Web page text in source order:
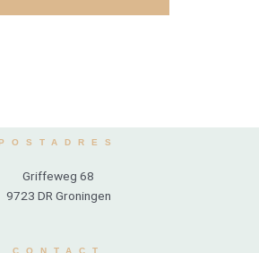
POSTADRES
Griffeweg 68
9723 DR Groningen